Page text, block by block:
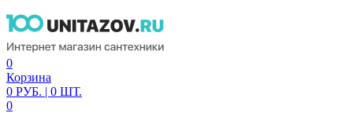
0
Корзина
0 РУБ. | 0 ШТ.
0